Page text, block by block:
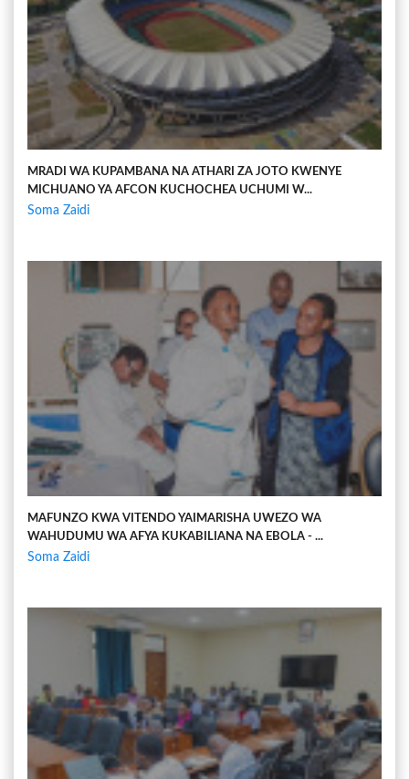
MRADI WA KUPAMBANA NA ATHARI ZA JOTO KWENYE
MICHUANO YA AFCON KUCHOCHEA UCHUMI W...
Soma Zaidi
MAFUNZO KWA VITENDO YAIMARISHA UWEZO WA
WAHUDUMU WA AFYA KUKABILIANA NA EBOLA - ...
Soma Zaidi